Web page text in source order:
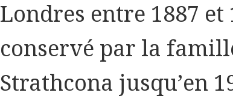
Londres entre 1887 et
conservé par la
Strathcona jusqu’en